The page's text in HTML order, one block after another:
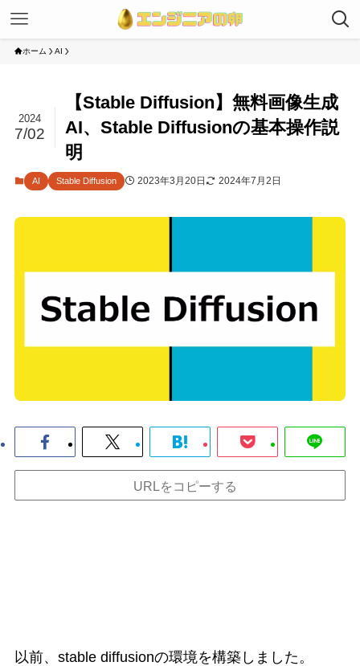
ホーム AI
【Stable Diffusion】無料画像生成
AI、Stable Diffusionの基本操作説
明
2024
7/02
AI Stable Diffusion 2023年3月20日 2024年7月2日
URLをコピーする
以前、stable diffusionの環境を構築しました。